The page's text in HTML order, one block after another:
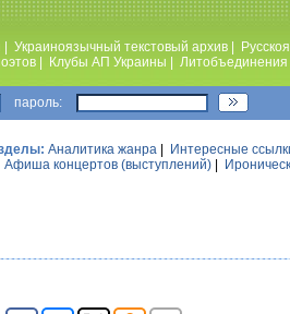
Украиноязычный текстовый архив
Клубы АП Украины Литобъединения
пароль:
Аналитика жанра Интересные
Афиша концертов (выступлений)